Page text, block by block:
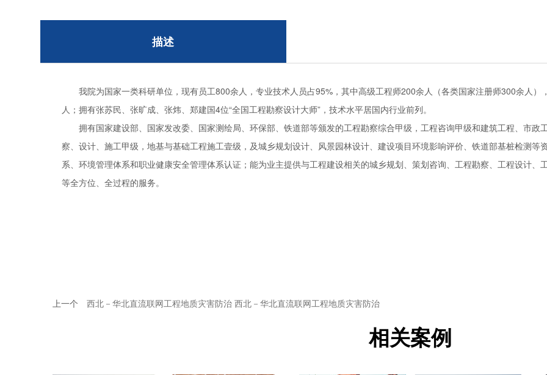
描述
我院为国家一类科研单位，现有员工800余人，专业技术人员占95%，其中高级工程师200余人（各类国家注册师300余人
人；拥有张苏民、张旷成、张炜、郑建国4位“全国工程勘察设计大师”，技术水平居国内行业前列。
拥有国家建设部、国家发改委、国家测绘局、环保部、铁道部等颁发的工程勘察综合甲级，工程咨询甲级和建筑工程、市政
察、设计、施工甲级，地基与基础工程施工壹级，及城乡规划设计、风景园林设计、建设项目环境影响评价、铁道部基桩检测
系、环境管理体系和职业健康安全管理体系认证；能为业主提供与工程建设相关的城乡规划、策划咨询、工程勘察、工程设计
等全方位、全过程的服务。
上一个 西北－华北直流联网工程地质灾害防治 西北－华北直流联网工程地质灾害防治
相关案例